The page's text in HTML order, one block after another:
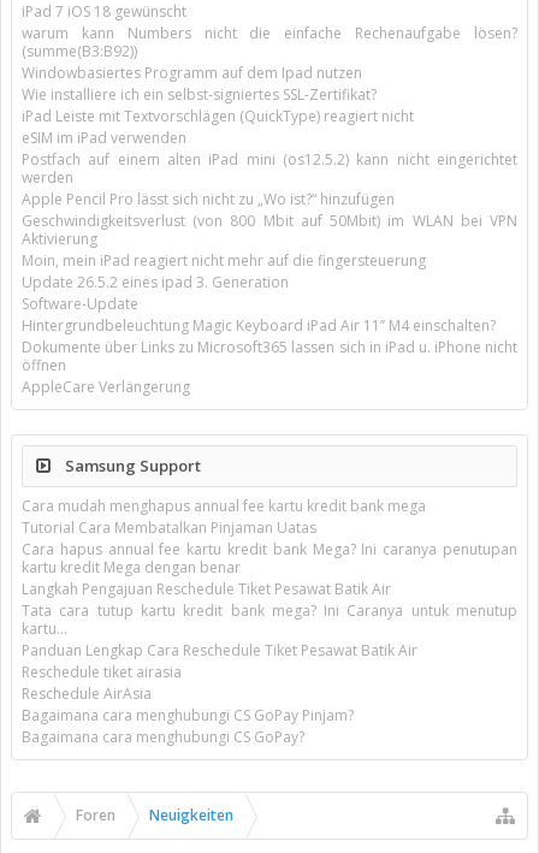
iPad 7 iOS 18 gewünscht
warum kann Numbers nicht die einfache Rechenaufgabe lösen?
(summe(B3:B92))
Windowbasiertes Programm auf dem Ipad nutzen
Wie installiere ich ein selbst-signiertes SSL-Zertifikat?
iPad Leiste mit Textvorschlägen (QuickType) reagiert nicht
eSIM im iPad verwenden
Postfach auf einem alten iPad mini (os12.5.2) kann nicht eingerichtet
werden
Apple Pencil Pro lässt sich nicht zu „Wo ist?“ hinzufügen
Geschwindigkeitsverlust (von 800 Mbit auf 50Mbit) im WLAN bei VPN
Aktivierung
Moin, mein iPad reagiert nicht mehr auf die fingersteuerung
Update 26.5.2 eines ipad 3. Generation
Software-Update
Hintergrundbeleuchtung Magic Keyboard iPad Air 11’’ M4 einschalten?
Dokumente über Links zu Microsoft365 lassen sich in iPad u. iPhone nicht
öffnen
AppleCare Verlängerung
Samsung Support
Cara mudah menghapus annual fee kartu kredit bank mega
Tutorial Cara Membatalkan Pinjaman Uatas
Cara hapus annual fee kartu kredit bank Mega? Ini caranya penutupan
kartu kredit Mega dengan benar
Langkah Pengajuan Reschedule Tiket Pesawat Batik Air
Tata cara tutup kartu kredit bank mega? Ini Caranya untuk menutup
kartu...
Panduan Lengkap Cara Reschedule Tiket Pesawat Batik Air
Reschedule tiket airasia
Reschedule AirAsia
Bagaimana cara menghubungi CS GoPay Pinjam?
Bagaimana cara menghubungi CS GoPay?
Foren Neuigkeiten